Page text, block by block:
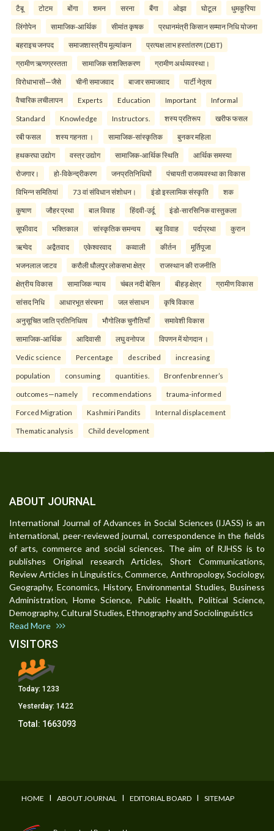
टैबू टोटम बोंगा शमन सरना बैंगा ओझा घोटूल धुमकुरिया
लिंगोपेन सामाजिक-आर्थिक सीमांत कृषक प्रधानमंत्री किसान सम्मान निधि योजना
बहराइच जनपद समाजशास्त्रीय मूल्यांकन प्रत्यक्ष लाभ हस्तांतरण (DBT)
ग्रामीण ऋणग्रस्तता सामाजिक सशक्तिकरण ग्रामीण अर्थव्यवस्था।
विरोधाभासों—जैसे चीनी समाजवाद बाजार समाजवाद पार्टी नेतृत्व
वैचारिक लचीलापन Experts Education Important Informal
Standard Knowledge Instructors. शस्य प्रतिरूप खरीफ फसल
रबी फसल शस्य गहनता । सामाजिक-सांस्कृतिक बुनकर महिला
हथकरघा उद्योग वस्त्र उद्योग सामाजिक-आर्थिक स्थिति आर्थिक समस्या
रोजगार। हो-विकेन्द्रीकरण जनप्रतिनिधियों पंचायती राजव्यवस्था का विकास
विभिन्न समितियां 73 वां संविधान संशोधन। इंडो इस्लामिक संस्कृति शक
कुषाण जौहर प्रथा बाल विवाह हिंदवी-उर्दू इंडो-सारसिनिक वास्तुकला
सूफीवाद भक्तिकाल सांस्कृतिक समन्वय बहु विवाह पर्दाप्रथा कुरान
ऋग्वेद अद्वैतवाद एकेश्वरवाद कव्वाली कीर्तन मूर्तिपूजा
भजनलाल जाटव करौली धौलपुर लोकसभा क्षेत्र राजस्थान की राजनीति
क्षेत्रीय विकास सामाजिक न्याय चंबल नदी बेसिन बीहड़ क्षेत्र ग्रामीण विकास
सांसद निधि आधारभूत संरचना जल संसाधन कृषि विकास
अनुसूचित जाति प्रतिनिधित्व भौगोलिक चुनौतियाँ समावेशी विकास
सामाजिक-आर्थिक आदिवासी लघु वनोपज विपणन में योगदान ।
Vedic science Percentage described increasing
population consuming quantities. Bronfenbrenner’s
outcomes—namely recommendations trauma-informed
Forced Migration Kashmiri Pandits Internal displacement
Thematic analysis Child development
ABOUT JOURNAL
International Journal of Advances in Social Sciences (IJASS) is an
international, peer-reviewed journal, correspondence in the fields
of arts, commerce and social sciences. The aim of RJHSS is to
publishes Original research Articles, Short Communications,
Review Articles in Linguistics, Commerce, Anthropology, Sociology,
Geography, Economics, History, Environmental Studies, Business
Administration, Home Science, Public Health, Political Science,
Demography, Cultural Studies, Ethnography and Sociolinguistics
Read More
VISITORS
Today: 1233
Yesterday: 1422
Total: 1663093
HOME I ABOUT JOURNAL I EDITORIAL BOARD I SITEMAP